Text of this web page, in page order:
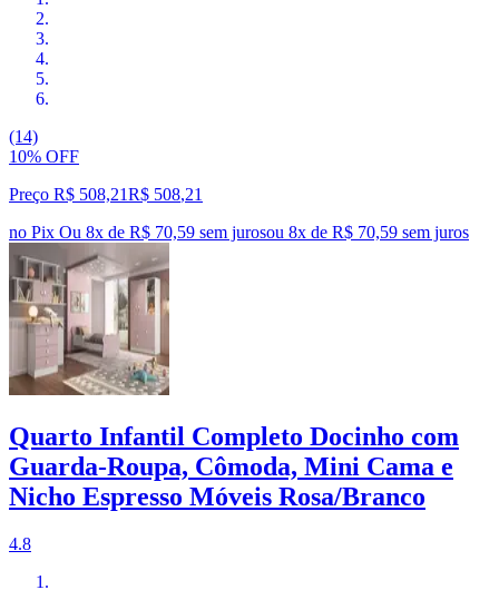
(14)
10% OFF
Preço R$ 508,21R$ 508,21
no Pix Ou 8x de R$ 70,59 sem jurosou 8x de R$ 70,59 sem juros
Quarto Infantil Completo Docinho com
Guarda-Roupa, Cômoda, Mini Cama e
Nicho Espresso Móveis Rosa/Branco
4.8